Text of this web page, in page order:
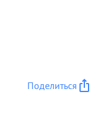
Поделиться